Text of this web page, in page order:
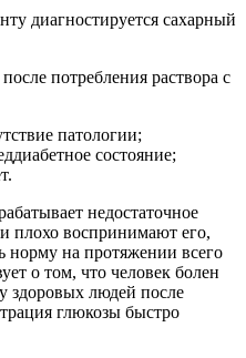
диагностируется сахарный
потребления раствора с
патологии;
состояние;
недостаточное
плохо воспринимают его,
норму на протяжении всего
о том, что человек болен
здоровых людей после
глюкозы быстро